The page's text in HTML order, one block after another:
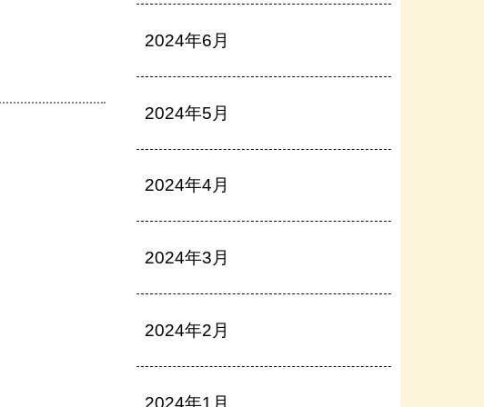
2024年6月
2024年5月
2024年4月
2024年3月
2024年2月
2024年1月